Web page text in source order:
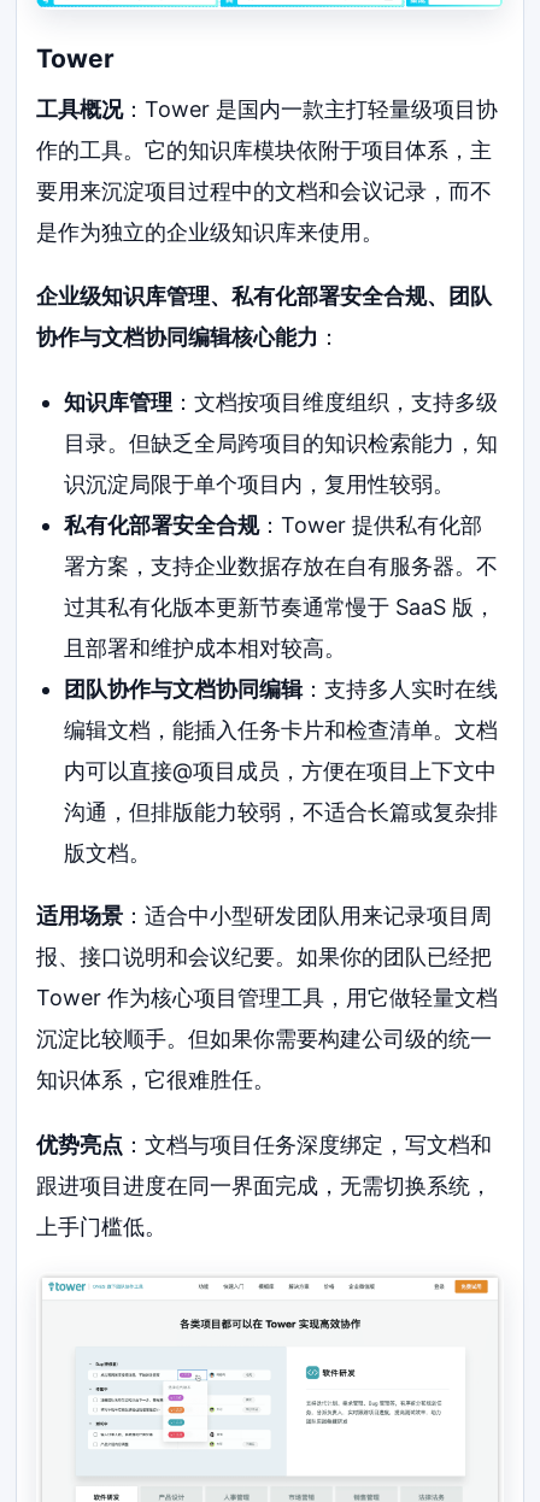
Tower
工具概况：Tower 是国内一款主打轻量级项目协
作的工具。它的知识库模块依附于项目体系，主
要用来沉淀项目过程中的文档和会议记录，而不
是作为独立的企业级知识库来使用。
企业级知识库管理、私有化部署安全合规、团队
协作与文档协同编辑核心能力 ：
知识库管理 ：文档按项目维度组织，支持多级
目录。但缺乏全局跨项目的知识检索能力，知
识沉淀局限于单个项目内，复用性较弱。
私有化部署安全合规：Tower 提供私有化部
署方案，支持企业数据存放在自有服务器。不
过其私有化版本更新节奏通常慢于 SaaS 版，
且部署和维护成本相对较高。
团队协作与文档协同编辑：支持多人实时在线
编辑文档，能插入任务卡片和检查清单。文档
内可以直接@项目成员，方便在项目上下文中
沟通，但排版能力较弱，不适合长篇或复杂排
版文档。
适用场景 ：适合中小型研发团队用来记录项目周
报、接口说明和会议纪要。如果你的团队已经把
Tower 作为核心项目管理工具，用它做轻量文档
沉淀比较顺手。但如果你需要构建公司级的统一
知识体系，它很难胜任。
优势亮点 ：文档与项目任务深度绑定，写文档和
跟进项目进度在同一界面完成，无需切换系统，
上手门槛低。